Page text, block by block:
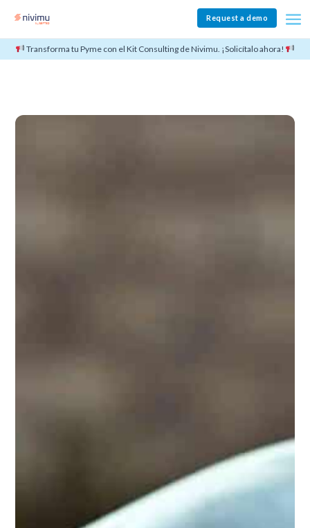
Request a demo
Transforma tu Pyme con el Kit Consulting de Nivimu. ¡Solicítalo ahora!